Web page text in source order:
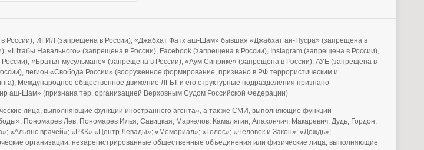
России), ИГИЛ (запрещена в России), «Джабхат Фатх аш-Шам» бывшая «Джабхат ан-Нусра» (запрещена в
Навального» (запрещена в России), Facebook (запрещена в России), Instagram (запрещена в России),
«Братья-мусульмане» (запрещена в России), «Аум Синрике» (запрещена в России), АУЕ (запрещена в
легион «Свобода России» (вооруженное формирование, признано в РФ террористическим и
Международное общественное движение ЛГБТ и его структурные подразделения признано
аш-Шам» (признана тер. организацией Верховным Судом Российской Федерации)
лица, выполняющие функции иностранного агента», а так же СМИ, выполняющие функции
Пономарев Лев; Пономарев Илья; Савицкая; Маркелов; Камалягин; Апахончич; Макаревич; Дудь; Гордон;
«Альянс врачей»; «РКК» «Центр Левады»; «Мемориал»; «Голос»; «Человек и Закон»; «Дождь»;
организации, незарегистрированные общественные объединения или физические лица, выполняющие